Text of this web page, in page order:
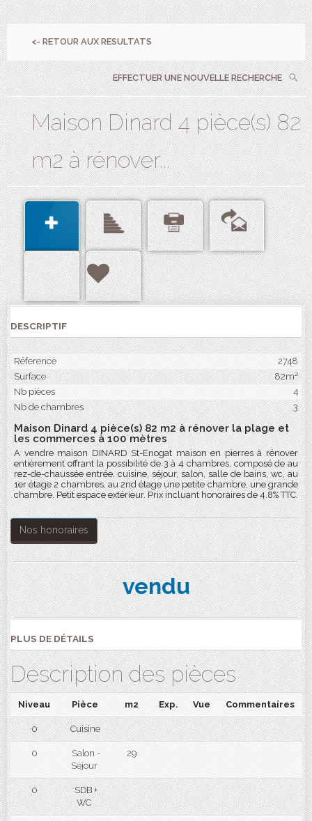
<- RETOUR AUX RESULTATS
EFFECTUER UNE NOUVELLE RECHERCHE
Maison Dinard 4 pièce(s) 82
m2 à rénover...
DESCRIPTIF
Réference
2748
Surface
82m²
Nb pièces
4
Nb de chambres
3
Maison Dinard 4 pièce(s) 82 m2 à rénover la plage et
les commerces à 100 mètres
A vendre maison DINARD St-Enogat maison en pierres à rénover
entièrement offrant la possibilité de 3 à 4 chambres, composé de au
rez-de-chaussée entrée, cuisine, séjour, salon, salle de bains, wc, au
1er étage 2 chambres, au 2nd étage une petite chambre, une grande
chambre. Petit espace extérieur. Prix incluant honoraires de 4.8% TTC.
Nos honoraires
vendu
PLUS DE DÉTAILS
Description des pièces
Niveau Pièce m2 Exp. Vue Commentaires
0 Cuisine
0
Salon -
Séjour
29
0
SDB +
WC